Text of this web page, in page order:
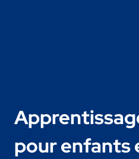
pour enfants